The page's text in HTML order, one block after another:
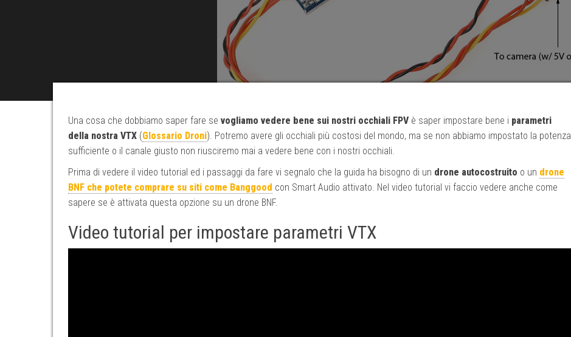
Una cosa che dobbiamo saper fare se vogliamo vedere bene sui nostri occhiali FPV è saper impostare bene i parametri
della nostra VTX (Glossario Droni). Potremo avere gli occhiali più costosi del mondo, ma se non abbiamo impostato la potenza
sufficiente o il canale giusto non riusciremo mai a vedere bene con i nostri occhiali.
Prima di vedere il video tutorial ed i passaggi da fare vi segnalo che la guida ha bisogno di un drone autocostruito o un drone
BNF che potete comprare su siti come Banggood con Smart Audio attivato. Nel video tutorial vi faccio vedere anche come
sapere se è attivata questa opzione su un drone BNF.
Video tutorial per impostare parametri VTX